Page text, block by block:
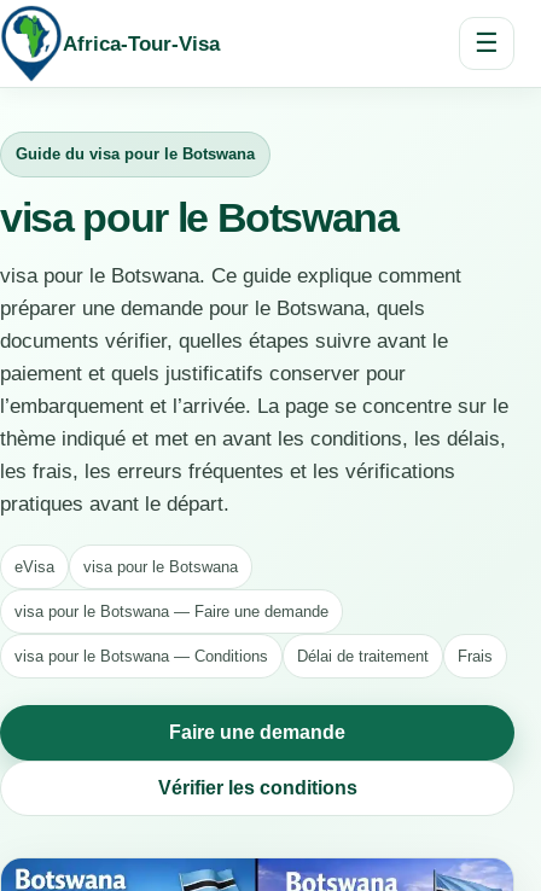
Africa-Tour-Visa ☰
Guide du visa pour le Botswana
visa pour le Botswana
visa pour le Botswana. Ce guide explique comment
préparer une demande pour le Botswana, quels
documents vérifier, quelles étapes suivre avant le
paiement et quels justificatifs conserver pour
l’embarquement et l’arrivée. La page se concentre sur le
thème indiqué et met en avant les conditions, les délais,
les frais, les erreurs fréquentes et les vérifications
pratiques avant le départ.
eVisa visa pour le Botswana
visa pour le Botswana — Faire une demande
visa pour le Botswana — Conditions Délai de traitement Frais
Faire une demande
Vérifier les conditions